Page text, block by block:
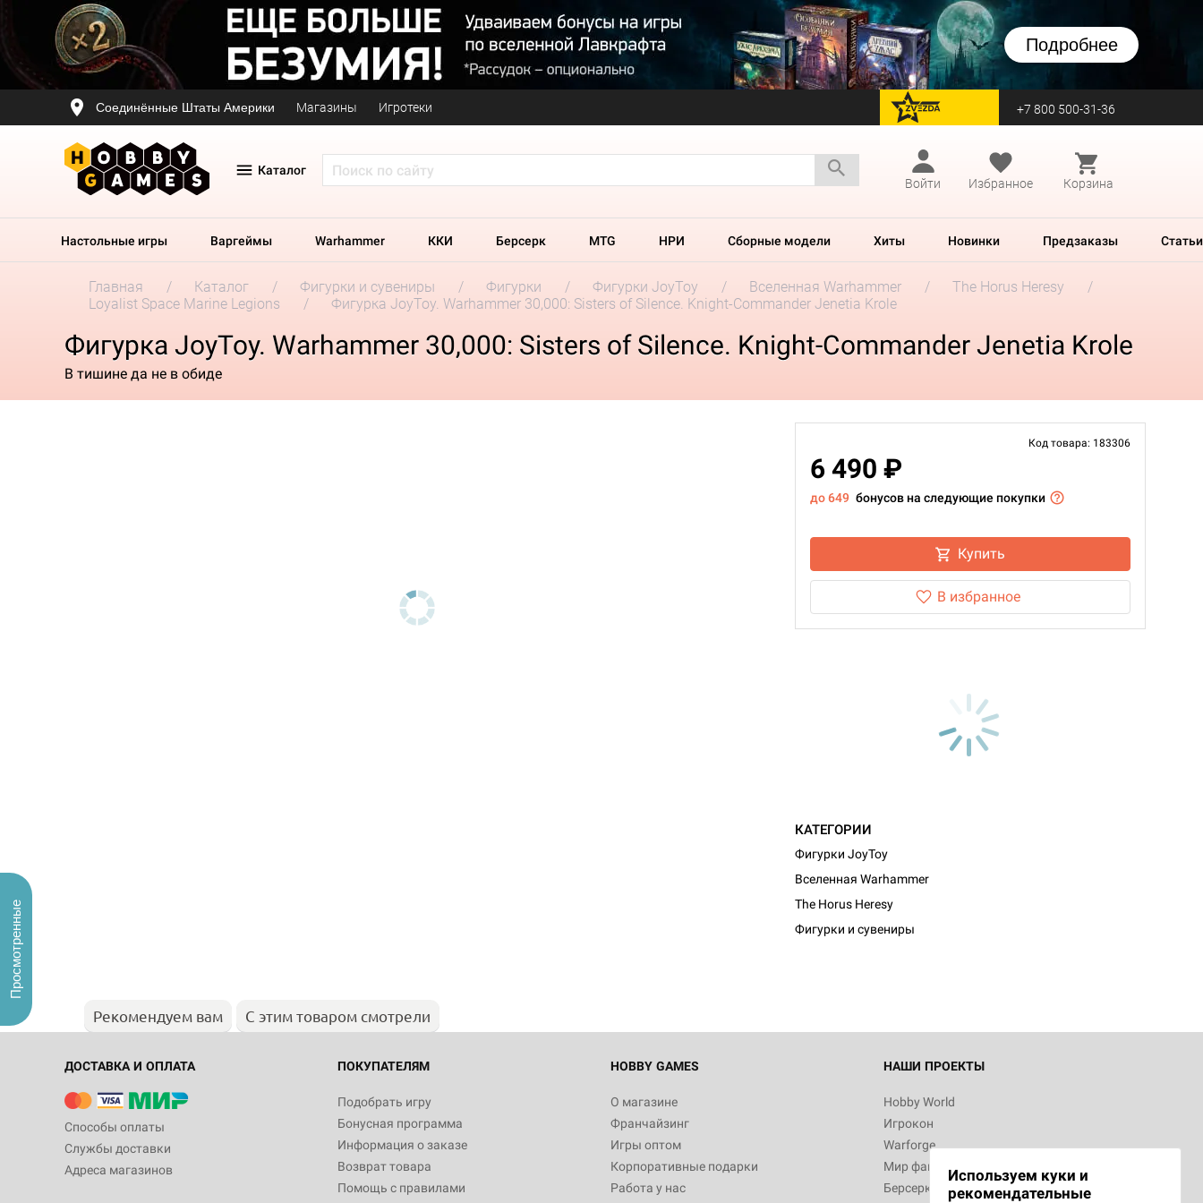
Подробнее
Соединённые Штаты Америки Магазины Игротеки перейти на Zvezda +7 800 500-31-36
Каталог
Войти
Избранное Корзина
Настольные игры Варгеймы Warhammer ККИ Берсерк MTG НРИ Сборные модели Хиты Новинки Предзаказы Статьи
Главная Каталог Фигурки и сувениры Фигурки Фигурки JoyToy Вселенная Warhammer
The Horus Heresy
Loyalist Space Marine Legions
Фигурка JoyToy. Warhammer 30,000: Sisters of Silence. Knight-Commander Jenetia Krole
Фигурка JoyToy. Warhammer 30,000: Sisters of Silence. Knight-Commander Jenetia Krole
В тишине да не в обиде
Код товара: 183306
6 490 ₽
до 649 бонусов на следующие покупки
Купить
В избранное
КАТЕГОРИИ
Фигурки JoyToy
Вселенная Warhammer
The Horus Heresy
Фигурки и сувениры
Рекомендуем вам С этим товаром смотрели
ДОСТАВКА И ОПЛАТА
Способы оплаты
Службы доставки
Адреса магазинов
ПОКУПАТЕЛЯМ
Подобрать игру
Бонусная программа
Информация о заказе
Возврат товара
Помощь с правилами
HOBBY GAMES
О магазине
Франчайзинг
Игры оптом
Корпоративные подарки
Работа у нас
НАШИ ПРОЕКТЫ
Hobby World
Игрокон
Warforge
Мир фантастики
Берсерк
Используем куки и
рекомендательные
Просмотренные
Настольная игра Hobby World Монстры
Белая смерть
12 990
Настольная игра Hobby World Ужас
3 490